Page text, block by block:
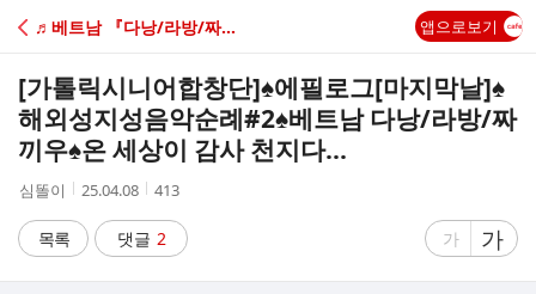
C
A
♬베트남 『다낭/라방/짜끼우』 해외성지 성음악순례 앱으로보기
[가톨릭시니어합창단]♠에필로그[마지막날]♠
해외성지성음악순례#2♠베트남 다낭/라방/짜
끼우♠온 세상이 감사 천지다...
작
자
심똘이
작
시
간
25.04.08
조
수
413
목록 댓글 2
글
가
글
자
가